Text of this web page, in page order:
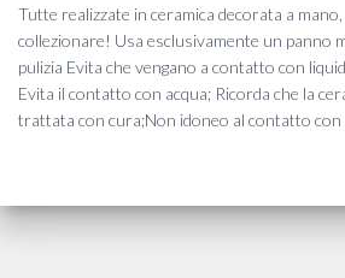
Tutte realizzate in ceramica decorata a mano,
collezionare! Usa esclusivamente un panno
pulizia Evita che vengano a contatto con
Evita il contatto con acqua; Ricorda che la
trattata con cura;Non idoneo al contatto con